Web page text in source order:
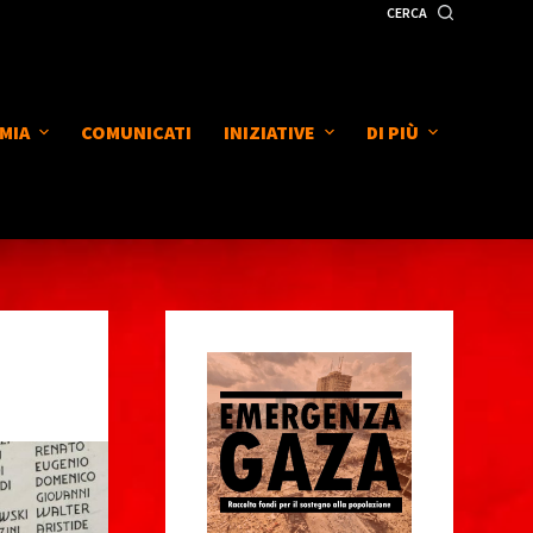
CERCA
COMUNICATI INIZIATIVE DI PIÙ